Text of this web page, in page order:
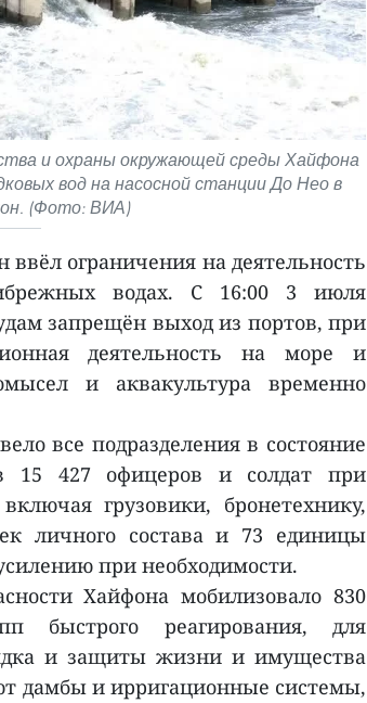
и охраны окружающей среды Хайфона
вод на насосной станции До Нео в
(Фото: ВИА)
ввёл ограничения на деятельность
водах. С 16:00 3 июля
запрещён выход из портов, при
деятельность на море и
и аквакультура временно
все подразделения в состояние
15 427 офицеров и солдат при
грузовики, бронетехнику,
личного состава и 73 единицы
при необходимости.
Хайфона мобилизовало 830
быстрого реагирования, для
и защиты жизни и имущества
дамбы и ирригационные системы,